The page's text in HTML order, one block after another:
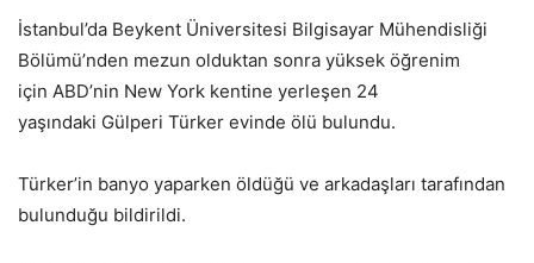
İstanbul’da Beykent Üniversitesi Bilgisayar Mühendisliği
Bölümü’nden mezun olduktan sonra yüksek öğrenim
için ABD’nin New York kentine yerleşen 24
yaşındaki Gülperi Türker evinde ölü bulundu.
Türker’in banyo yaparken öldüğü ve arkadaşları tarafından
bulunduğu bildirildi.